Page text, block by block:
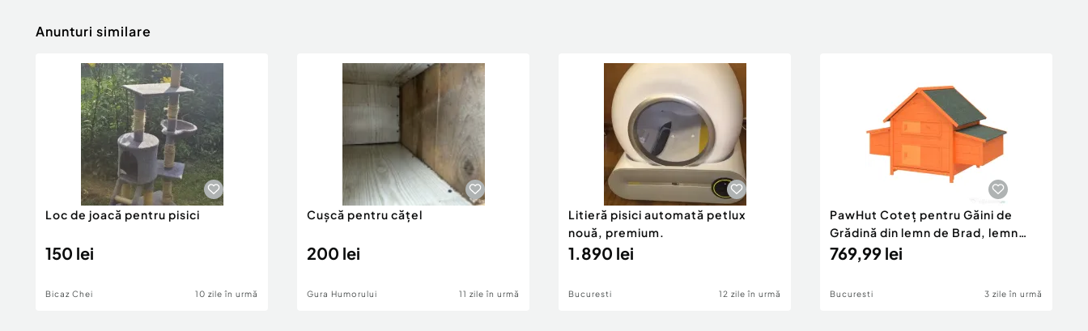
Anunturi similare
Loc de joacă pentru pisici
150 lei
Bicaz Chei 10 zile în urmă
Cușcă pentru cățel
200 lei
Gura Humorului 11 zile în urmă
Litieră pisici automată petlux
nouă, premium.
1.890 lei
Bucuresti 12 zile în urmă
PawHut Coteț pentru Găini de
Grădină din lemn de Brad, lemn
verde, 160x98.5x107cm
769,99 lei
Bucuresti 3 zile în urmă